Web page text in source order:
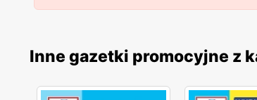
Inne gazetki promocyjne z